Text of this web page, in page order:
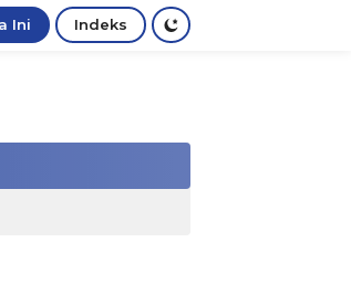
Ini Indeks